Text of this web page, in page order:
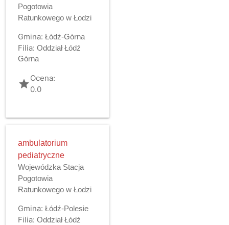
Pogotowia
Ratunkowego w Łodzi
Gmina: Łódź-Górna
Filia: Oddział Łódź
Górna
gradeOcena:
0.0
ambulatorium
pediatryczne
Wojewódzka Stacja
Pogotowia
Ratunkowego w Łodzi
Gmina: Łódź-Polesie
Filia: Oddział Łódź